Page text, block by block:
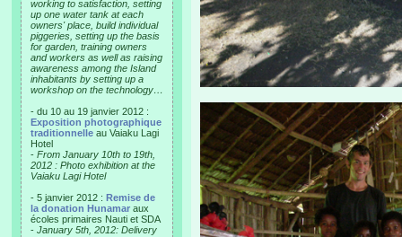
working to satisfaction, setting
up one water tank at each
owners' place, build individual
piggeries, setting up the basis
for garden, training owners
and workers as well as raising
awareness among the Island
inhabitants by setting up a
workshop on the technology…
- du 10 au 19 janvier 2012 :
Exposition photographique
traditionnelle au Vaiaku Lagi
Hotel
- From January 10th to 19th,
2012 : Photo exhibition at the
Vaiaku Lagi Hotel
- 5 janvier 2012 : Remise de
la donation Hunamar aux
écoles primaires Nauti et SDA
- January 5th, 2012: Delivery